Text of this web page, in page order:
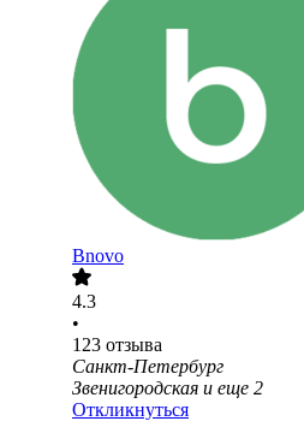
Bnovo
4.3
•
123 отзыва
Санкт-Петербург
Звенигородская и еще 2
Откликнуться